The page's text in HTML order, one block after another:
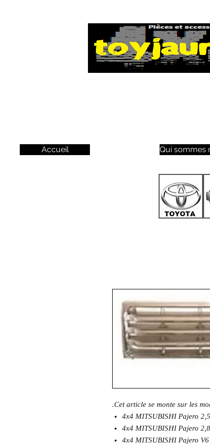
Accueil Qui sommes
.Cet article se monte sur les
4x4 MITSUBISHI Pajero
4x4 MITSUBISHI Pajero
4x4 MITSUBISHI Pajero